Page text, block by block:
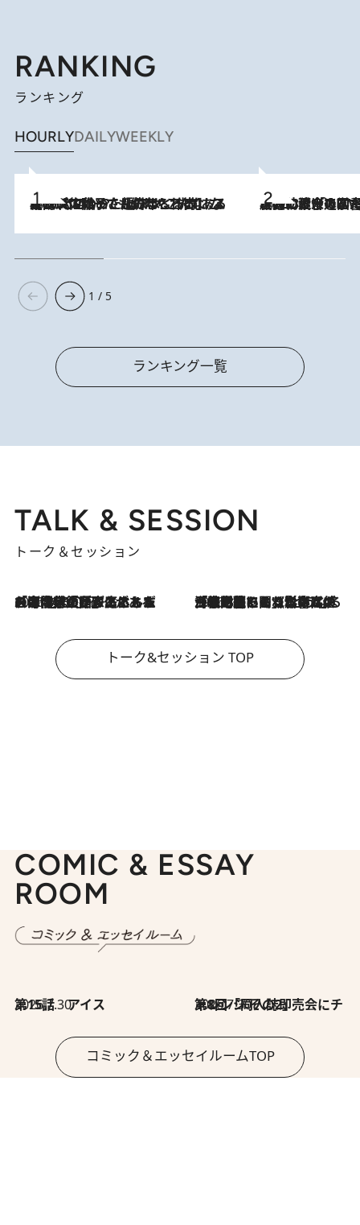
RANKING
ランキング
HOURLYDAILYWEEKLY
2026.8.5
【阿川佐和子さんの年とる力】なぜ70代で始めた趣味は“こんなに楽しい”のか？ ピアノ、俳句…スランプに陥っても続けられる“ある秘訣”とは 2026.8.3
慶應幼稚舎の図書室からテレビの世界に飛び込んだ阿川佐和子（72）
1 / 5
ランキング一覧
TALK & SESSION
トーク＆セッション
2026.8.3
「今後値上げがあるとすれば…」「リスクがあるのは今年の冬」エネルギー専門家が語る、ホルムズ海峡封鎖が家庭にもたらす“ある心配” 2026.8.3
「住宅建てられない…」「サーチャージ料の高値が続いている」ホルムズ海峡封鎖による影響はいつまで続く？《エネルギー専門家に聞く“どうなる日本の暮らし”》
トーク&セッション TOP
COMIC & ESSAY
ROOM
2026.7.30
第15話 アイス 2026.7.30
第8回「同人誌即売会にチャレンジ その2」
コミック＆エッセイルームTOP